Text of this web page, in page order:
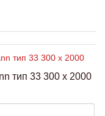
тип 33 300 x 2000